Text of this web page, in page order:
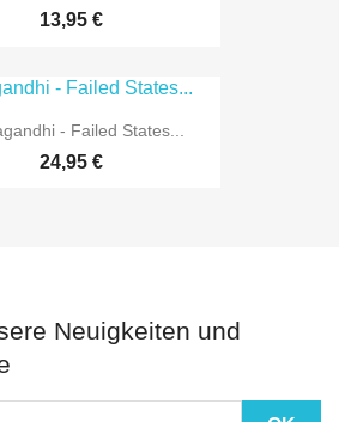
13,95 €
- Failed States...
24,95 €
Neuigkeiten und